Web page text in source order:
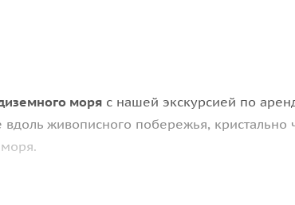
моря с нашей экскурсией по
живописного побережья, кристально